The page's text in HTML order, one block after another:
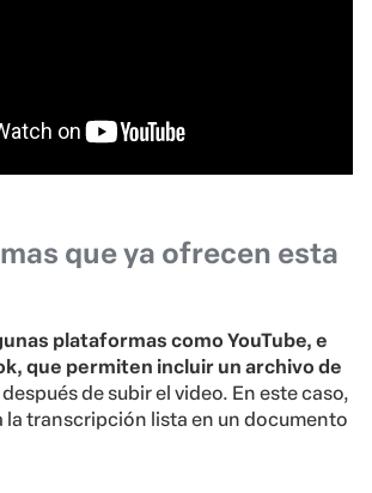
que ya ofrecen esta
plataformas como YouTube, e
que permiten incluir un archivo de
de subir el video. En este caso,
la transcripción lista en un documento